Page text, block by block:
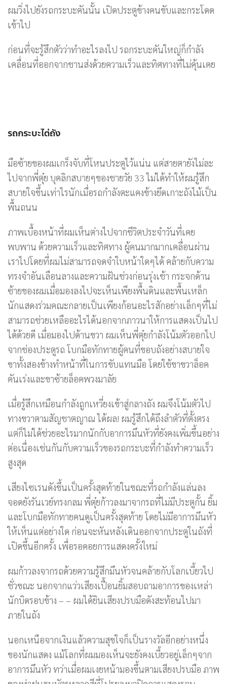
ผมวิ่งไปยังรถกระบะคันนั้น เปิดประตูข้างคนขับและกระโดด
เข้าไป
ก่อนที่จะรู้สึกตัวว่าทำอะไรลงไป รถกระบะคันใหญ่ก็กำลัง
เคลื่อนที่ออกจากชานส่งด้วยความเร็วและทิศทางที่ไม่คุ้นเคย
รถกระบะไต่ถัง
มือซ้ายของผมเกร็งจับที่โหนประตูไว้แน่น แต่สายตายังไม่ละ
ไปจากพี่ตุ๋ย บุคลิกสบายๆของชายวัย 33 ไม่ได้ทำให้ผมรู้สึก
สบายใจขึ้นเท่าไรนักเมื่อรถกำลังตะแคงข้างยึดเกาะถังไม้เป็น
พื้นถนน
ภาพเบื้องหน้าที่ผมเห็นต่างไปจากชีวิตประจำวันที่เคย
พบพาน ด้วยความเร็วและทิศทาง ผู้คนมากมากเคลื่อนผ่าน
เราไปโดยที่ผมไม่สามารถจดจำใบหน้าใดๆได้ คล้ายกับความ
ทรงจำอันเลือนลางและความฝันช่วงก่อนรุ่งเช้า กระจกด้าน
ซ้ายของผมเมื่อมองลงไปจะเห็นเพียงพื้นดินและพื้นเหล็ก
นักแสดงร่วมคณะกลายเป็นเพียงก้อนอะไรสักอย่างเล็กๆที่ไม่
สามารถช่วยเหลืออะไรได้นอกจากภาวนาให้การแสดงเป็นไป
ได้ด้วยดี เมื่อมองไปด้านขวา ผมเห็นพี่ตุ๋ยกำลังโน้มตัวออกไป
จากช่องประตูรถ โบกมือทักทายผู้คนที่ขอบถังอย่างสบายใจ
ขาทั้งสองข้างทำหน้าที่ในการขับแทนมือ โดยใช้ขาขวาล็อค
คันเร่งและขาซ้ายล็อคพวงมาลัย
เมื่อรู้สึกเหมือนกำลังถูกเหวี่ยงเข้าสู่กลางถัง ผมจึงโน้มตัวไป
ทางขวาตามสัญชาตญาณ ได้ผล! ผมรู้สึกได้ถึงลำตัวที่ตั้งตรง
แต่ก็ไม่ได้ช่วยอะไรมากนักกับอาการมึนหัวที่ยังคงเพิ่มขึ้นอย่าง
ต่อเนื่องเช่นกันกับความเร็วของรถกระบะที่กำลังทำความเร็ว
สูงสุด
เสียงไซเรนดังขึ้นเป็นครั้งสุดท้ายในขณะที่รถกำลังแล่นลง
จอดยังรันเวย์ทรงกลม พี่ตุ๋ยก้าวลงมาจากรถที่ไม่มีประตูกั้น ยิ้ม
และโบกมือทักทายคนดูเป็นครั้งสุดท้าย โดยไม่มีอาการมึนหัว
ให้เห็นแต่อย่างใด ก่อนจะหันหลังเดินออกจากประตูในถังที่
เปิดขึ้นอีกครั้ง เพื่อรอคอยการแสดงครั้งใหม่
ผมก้าวลงจากรถด้วยความรู้สึกมึนหัวจนคล้ายกับโลกเบี้ยวไป
ชั่วขณะ นอกจากแว่วเสียงเปื้อนยิ้มสอบถามอาการของเหล่า
นักบิดรอบข้าง – – ผมได้ยินเสียงปรบมือดังสะท้อนไปมา
ภายในถัง
นอกเหนือจากเงินแล้วความสุขใจก็เป็นรางวัลอีกอย่างหนึ่ง
ของนักแสดง แม้โลกที่ผมมองเห็นจะยังคงเบี้ยวอยู่เล็กๆจาก
อาการมึนหัว ทว่าเมื่อผมเงยหน้ามองขึ้นตามเสียงปรบมือ ภาพ